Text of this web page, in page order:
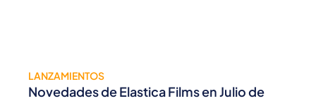
LANZAMIENTOS
Novedades de Elastica Films en Julio de